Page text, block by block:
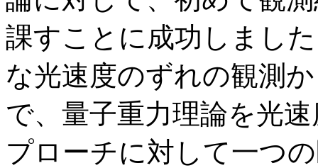
課すことに成功しまし
な光速度のずれの観測
で、量子重力理論を光
プローチに対して一つ